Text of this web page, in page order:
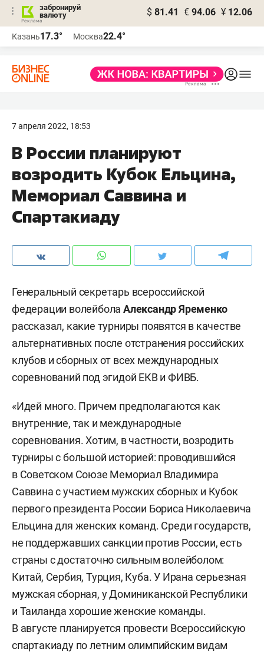
забронируй
валюту
$ 81.41 € 94.06 ¥ 12.06
Казань17.3° Москва22.4°
7 апреля 2022, 18:53
В России планируют
возродить Кубок Ельцина,
Мемориал Саввина и
Спартакиаду
Генеральный секретарь всероссийской
федерации волейболаАлександр Яременко
рассказал, какие турниры появятся в качестве
альтернативных после отстранения российских
клубов и сборных от всех международных
соревнований под эгидой ЕКВ и ФИВБ.
«Идей много. Причем предполагаются как
внутренние, так и международные
соревнования. Хотим, в частности, возродить
турниры с большой историей: проводившийся
в Советском Союзе Мемориал Владимира
Саввина с участием мужских сборных и Кубок
первого президента России Бориса Николаевича
Ельцина для женских команд. Среди государств,
не поддержавших санкции против России, есть
страны с достаточно сильным волейболом:
Китай, Сербия, Турция, Куба. У Ирана серьезная
мужская сборная, у Доминиканской Республики
и Таиланда хорошие женские команды.
В августе планируется провести Всероссийскую
спартакиаду по летним олимпийским видам